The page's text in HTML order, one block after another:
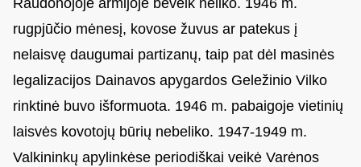
Raudonojoje armijoje beveik neliko. 1946 m.
rugpjūčio mėnesį, kovose žuvus ar patekus į
nelaisvę daugumai partizanų, taip pat dėl masinės
legalizacijos Dainavos apygardos Geležinio Vilko
rinktinė buvo išformuota. 1946 m. pabaigoje vietinių
laisvės kovotojų būrių nebeliko. 1947-1949 m.
Valkininkų apylinkėse periodiškai veikė Varėnos